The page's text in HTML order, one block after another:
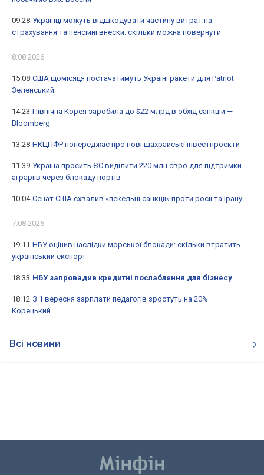
09:28 Українці можуть відшкодувати частину витрат на
страхування та пенсійні внески: скільки можна повернути
8.08.2026
15:08 США щомісяця постачатимуть Україні ракети для Patriot —
Зеленський
14:23 Північна Корея заробила до $22 млрд в обхід санкцій —
Bloomberg
13:28 НКЦПФР попереджає про нові шахрайські інвестпроєкти
11:39 Україна просить ЄС виділити 220 млн євро для підтримки
аграріїв через блокаду портів
10:04 Сенат США схвалив «пекельні санкції» проти росії та Ірану
7.08.2026
19:11 НБУ оцінив наслідки морської блокади: скільки втратить
український експорт
18:33 НБУ запровадив кредитні послаблення для бізнесу
18:12 З 1 вересня зарплати педагогів зростуть на 20% —
Корецький
Всі новини